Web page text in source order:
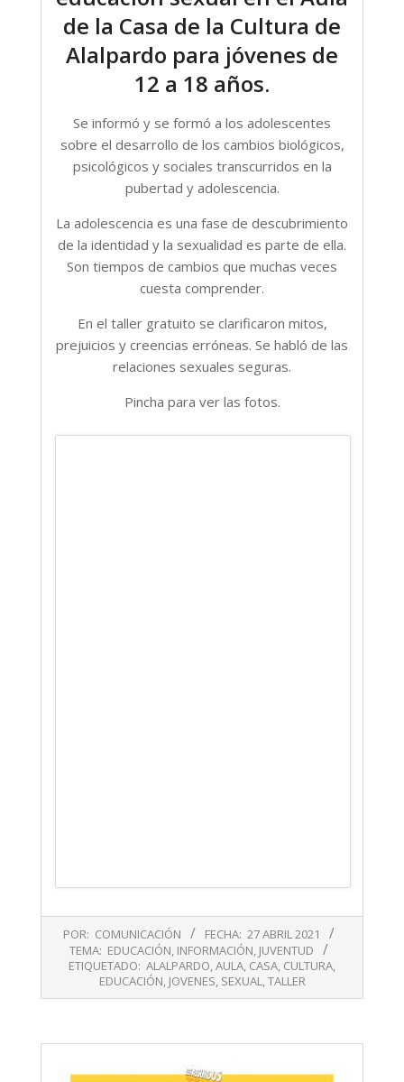
de la Casa de la Cultura de
Alalpardo para jóvenes de
12 a 18 años.
Se informó y se formó a los adolescentes
sobre el desarrollo de los cambios biológicos,
psicológicos y sociales transcurridos en la
pubertad y adolescencia.
La adolescencia es una fase de descubrimiento
de la identidad y la sexualidad es parte de ella.
Son tiempos de cambios que muchas veces
cuesta comprender.
En el taller gratuito se clarificaron mitos,
prejuicios y creencias erróneas. Se habló de las
relaciones sexuales seguras.
Pincha para ver las fotos.
POR: COMUNICACIÓN FECHA: 27 ABRIL 2021
TEMA: EDUCACIÓN, INFORMACIÓN, JUVENTUD
ETIQUETADO: ALALPARDO,AULA, CASA, CULTURA,
EDUCACIÓN, JOVENES, SEXUAL,TALLER